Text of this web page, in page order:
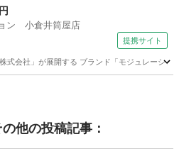
ン 小倉井筒屋店
提携サイト
式会社」が展開する ブランド「モジュレーシ
他の投稿記事：